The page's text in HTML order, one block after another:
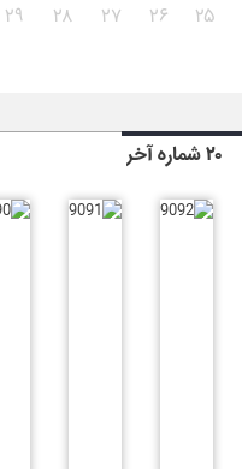
۲۵
۲۶ ۲۷ ۲۸ ۲۹
۲۰ شماره آخر